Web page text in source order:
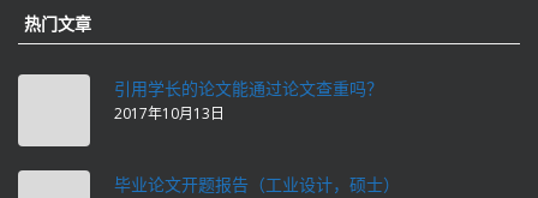
热门文章
引用学长的论文能通过论文查重吗？
2017年10月13日
毕业论文开题报告（工业设计，硕士）